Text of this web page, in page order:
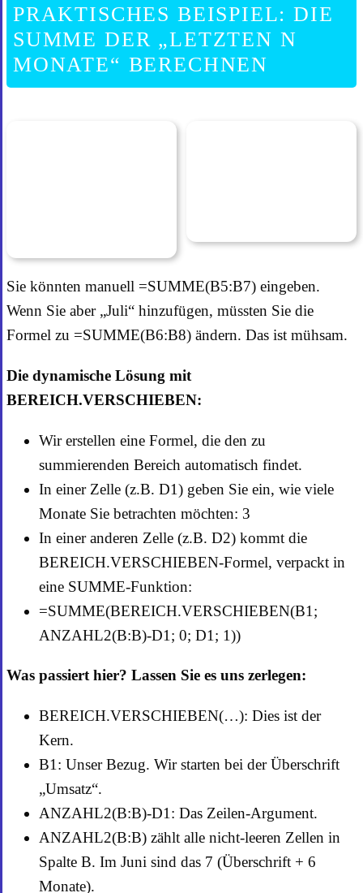
PRAKTISCHES BEISPIEL: DIE
SUMME DER „LETZTEN N
MONATE“ BERECHNEN
Sie könnten manuell =SUMME(B5:B7) eingeben.
Wenn Sie aber „Juli“ hinzufügen, müssten Sie die
Formel zu =SUMME(B6:B8) ändern. Das ist mühsam.
Die dynamische Lösung mit
BEREICH.VERSCHIEBEN:
Wir erstellen eine Formel, die den zu
summierenden Bereich automatisch findet.
In einer Zelle (z.B. D1) geben Sie ein, wie viele
Monate Sie betrachten möchten: 3
In einer anderen Zelle (z.B. D2) kommt die
BEREICH.VERSCHIEBEN-Formel, verpackt in
eine SUMME-Funktion:
=SUMME(BEREICH.VERSCHIEBEN(B1;
ANZAHL2(B:B)-D1; 0; D1; 1))
Was passiert hier? Lassen Sie es uns zerlegen:
BEREICH.VERSCHIEBEN(…): Dies ist der
Kern.
B1: Unser Bezug. Wir starten bei der Überschrift
„Umsatz“.
ANZAHL2(B:B)-D1: Das Zeilen-Argument.
ANZAHL2(B:B) zählt alle nicht-leeren Zellen in
Spalte B. Im Juni sind das 7 (Überschrift + 6
Monate).